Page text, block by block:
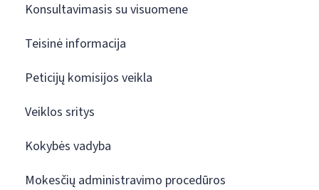
Konsultavimasis su visuomene
Teisinė informacija
Peticijų komisijos veikla
Veiklos sritys
Kokybės vadyba
Mokesčių administravimo procedūros